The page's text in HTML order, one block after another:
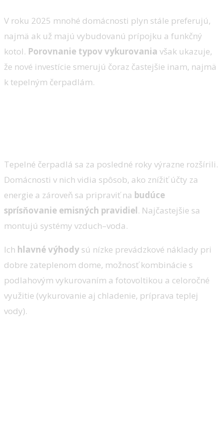
V roku 2025 mnohé domácnosti plyn stále preferujú,
najmä ak už majú vybudovanú prípojku a funkčný
kotol. Porovnanie typov vykurovania však ukazuje,
že nové investície smerujú čoraz častejšie inam, najmä
k tepelným čerpadlám.
Tepelné čerpadlá sa za posledné roky výrazne rozšírili.
Domácnosti v nich vidia spôsob, ako znížiť účty za
energie a zároveň sa pripraviť na budúce
sprísňovanie emisných pravidiel. Najčastejšie sa
montujú systémy vzduch–voda.
Ich hlavné výhody sú nízke prevádzkové náklady pri
dobre zateplenom dome, možnosť kombinácie s
podlahovým vykurovaním a fotovoltikou a celoročné
využitie (vykurovanie aj chladenie, príprava teplej
vody).